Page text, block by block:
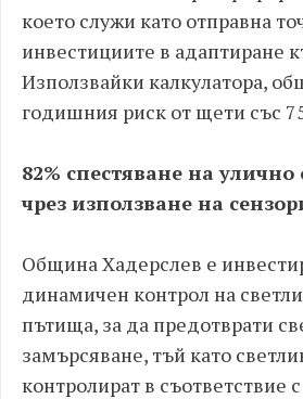
което служи като отправна
инвестициите в адаптиране
Използвайки калкулатора,
годишния риск от щети със
82% спестяване на улично
чрез използване на
Община Хадерслев е
динамичен контрол на
пътища, за да предотврати
замърсяване, тъй като
контролират в съответствие